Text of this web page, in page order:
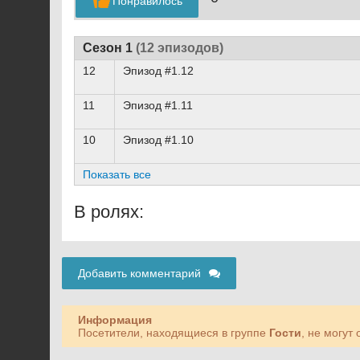
Сезон 1 (12 эпизодов)
12 Эпизод #1.12
11
Эпизод #1.11
10
Эпизод #1.10
Показать все
В ролях:
Добавить комментарий
Информация
Посетители, находящиеся в группе Гости , не